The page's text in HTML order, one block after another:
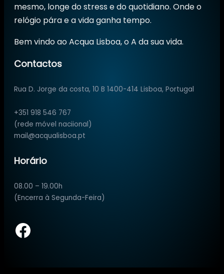
mesmo, longe do stress e do quotidiano. Onde o
relógio pára e a vida ganha tempo.
Bem vindo ao Acqua Lisboa, o A da sua vida.
Contactos
Rua D. Jorge da costa, 10 B 1400-414 Lisboa, Portugal
+351 918 546 767
(rede móvel naciional)
mail@acqualisboa.pt
Horário
08.00 – 19.00h
(Encerra à Segunda-Feira)
Facebook